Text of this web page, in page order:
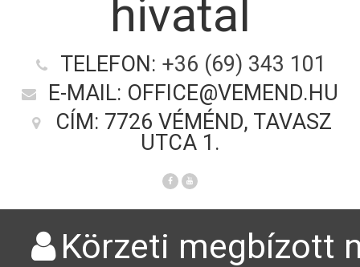
hivatal
TELEFON: +36 (69) 343 101
E-MAIL: OFFICE@VEMEND.HU
CÍM: 7726 VÉMÉND, TAVASZ
UTCA 1.
Körzeti megbízott